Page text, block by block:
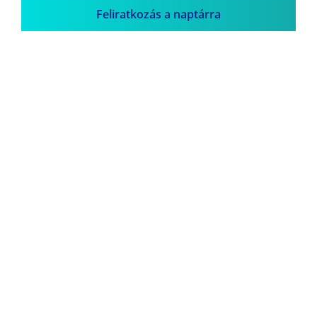
Feliratkozás a naptárra